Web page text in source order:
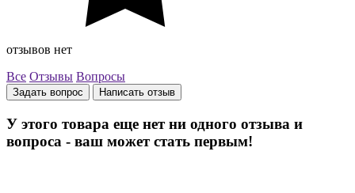
отзывов нет
Все Отзывы Вопросы
Задать вопрос Написать отзыв
У этого товара еще нет ни одного отзыва и
вопроса - ваш может стать первым!